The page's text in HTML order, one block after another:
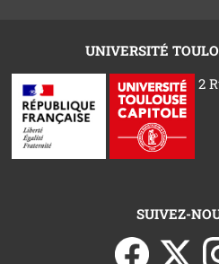
UNIVERSITÉ
2
SUIVEZ-